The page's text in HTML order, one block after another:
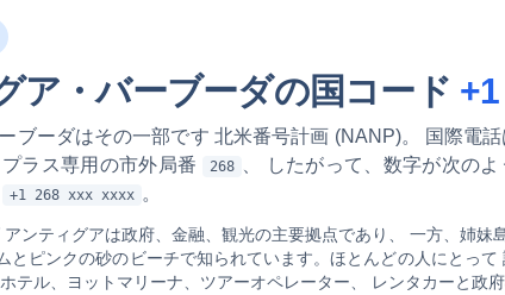
ア・バーブーダの国コード
ブーダはその一部です 北米番号計画 (NANP)。 国際電
プラス専用の市外局番 268
、 したがって、数字が次の
+1 268 xxx xxxx 。
アンティグアは政府、金融、観光の主要拠点であり、 一方、姉妹
とピンクの砂のビーチで知られています。ほとんどの人にとって
ホテル、ヨットマリーナ、ツアーオペレーター、 レンタカーと政